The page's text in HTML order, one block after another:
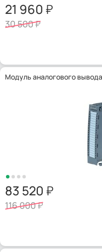
21 960
30 500
Модуль аналогового
83 520
116 000